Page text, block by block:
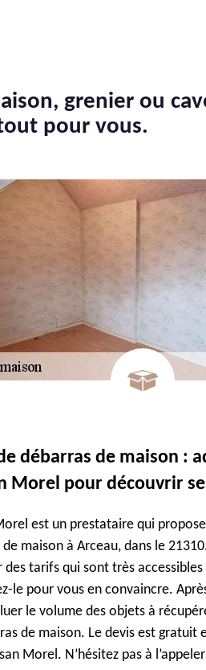
grenier ou
pour vous.
débarras de maison :
Morel pour découvrir
est un prestataire qui
maison à Arceau, dans le
des tarifs qui sont très
le pour vous en convaincre.
le volume des objets à
de maison. Le devis est gratuit
Morel. N’hésitez pas à